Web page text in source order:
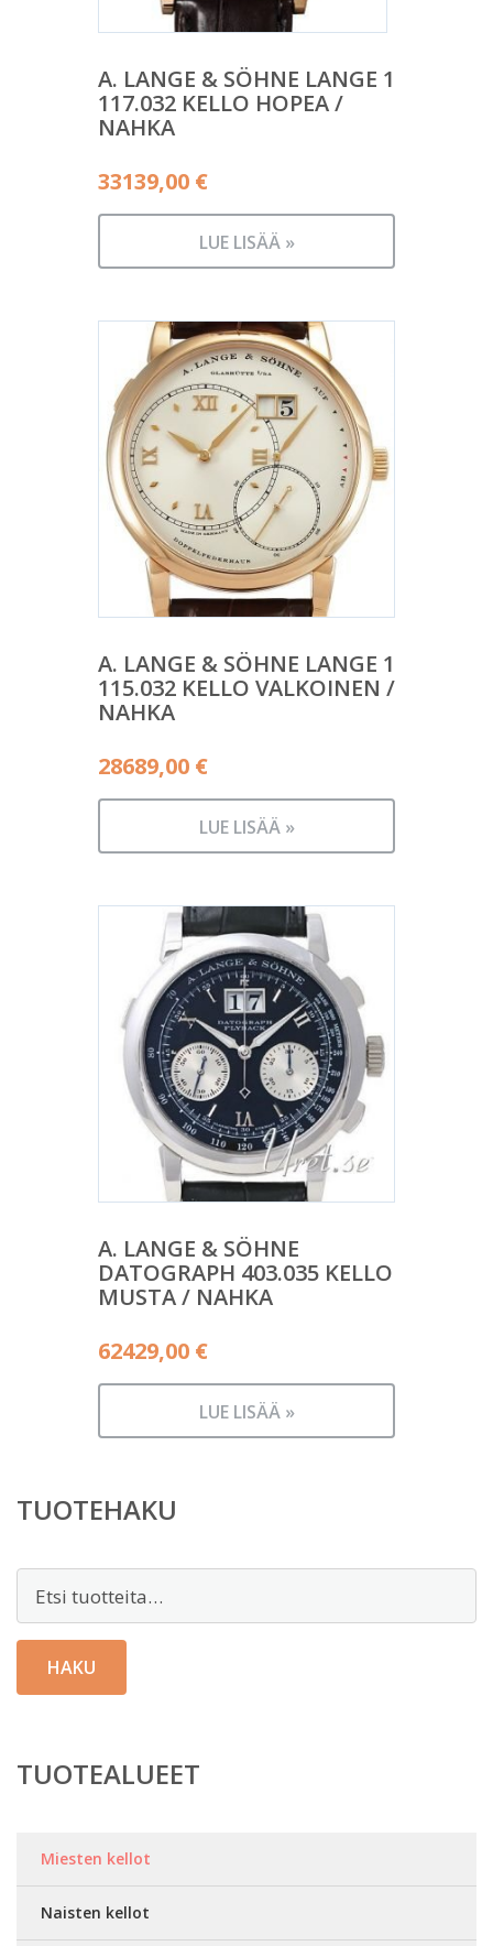
A. LANGE & SÖHNE LANGE 1
117.032 KELLO HOPEA /
NAHKA
33139,00 €
LUE LISÄÄ »
A. LANGE & SÖHNE LANGE 1
115.032 KELLO VALKOINEN /
NAHKA
28689,00 €
LUE LISÄÄ »
A. LANGE & SÖHNE
DATOGRAPH 403.035 KELLO
MUSTA / NAHKA
62429,00 €
LUE LISÄÄ »
TUOTEHAKU
HAKU
TUOTEALUEET
Miesten kellot
Naisten kellot